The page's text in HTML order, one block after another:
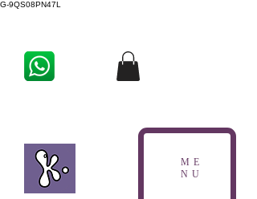
G-9QS08PN47L
ME
NU